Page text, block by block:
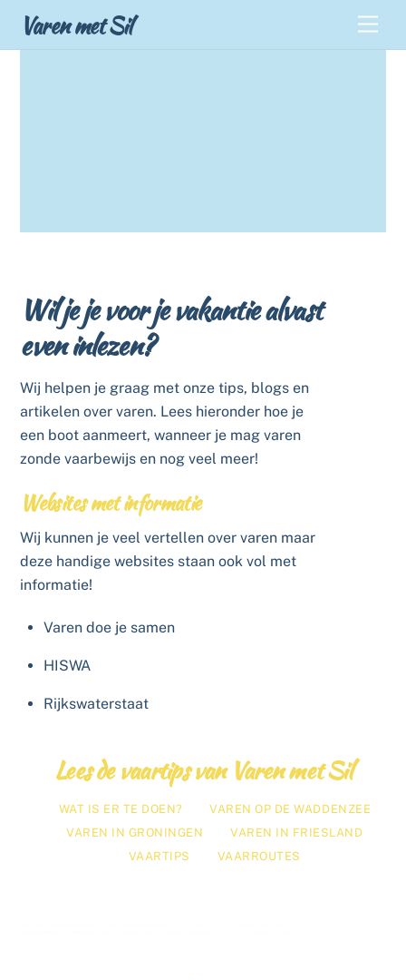
Varen met Sil
Wil je je voor je vakantie alvast
even inlezen?
Wij helpen je graag met onze tips, blogs en
artikelen over varen. Lees hieronder hoe je
een boot aanmeert, wanneer je mag varen
zonde vaarbewijs en nog veel meer!
Websites met informatie
Wij kunnen je veel vertellen over varen maar
deze handige websites staan ook vol met
informatie!
Varen doe je samen
HISWA
Rijkswaterstaat
Lees de vaartips van Varen met Sil
WAT IS ER TE DOEN?
VAREN OP DE WADDENZEE
VAREN IN GRONINGEN
VAREN IN FRIESLAND
VAARTIPS
VAARROUTES